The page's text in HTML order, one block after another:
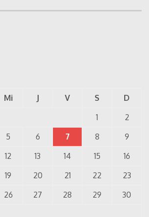
Mi J V S
D
1
2
5 6 7 8
9
12 13 14 15
16
19 20 21 22
23
26 27 28 29
30